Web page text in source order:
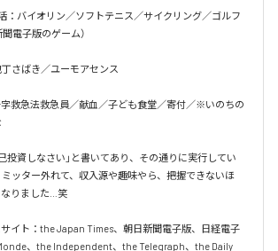
：バイオリン／ソフトテニス／サイクリング／ゴルフ
電子版のゲーム）
さばき／ユーモアセンス
救急法救急員／献血／子ども食堂／寄付／※いのちの
投資しなさい」と書いてあり、その通りに実行してい
ッター外れて、収入源や趣味やら、把握できないほ
なりました…笑
イト：the Japan Times、朝日新聞電子版、日経電子
、the Independent、the Telegraph、the Daily